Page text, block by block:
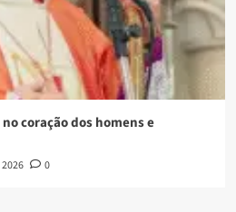
coração dos homens e
0